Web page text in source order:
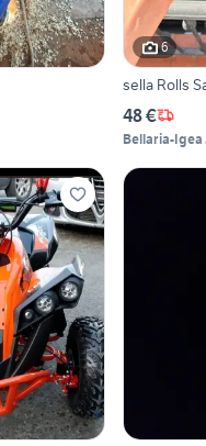
6
sella Rolls
48 €
Bellaria-Igea